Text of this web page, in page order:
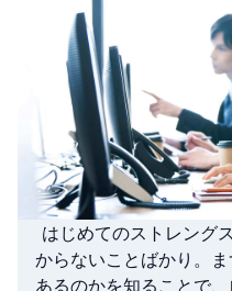
はじめてのストレング
からないことばかり。
あるのかを知ることで